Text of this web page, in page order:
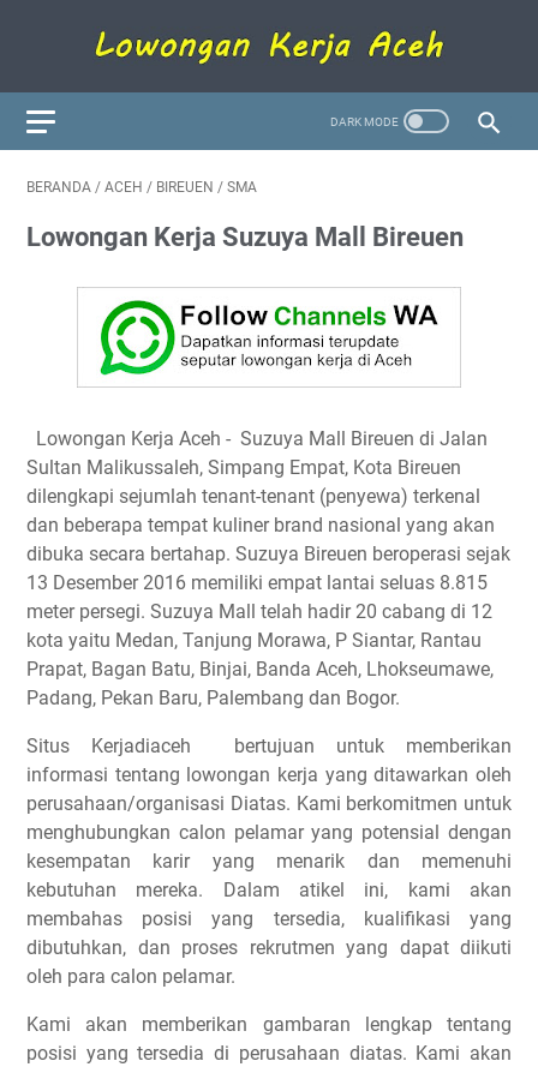
BERANDA / ACEH / BIREUEN / SMA
Lowongan Kerja Suzuya Mall Bireuen
Lowongan Kerja Aceh - Suzuya Mall Bireuen di Jalan
Sultan Malikussaleh, Simpang Empat, Kota Bireuen
dilengkapi sejumlah tenant-tenant (penyewa) terkenal
dan beberapa tempat kuliner brand nasional yang akan
dibuka secara bertahap. Suzuya Bireuen beroperasi sejak
13 Desember 2016 memiliki empat lantai seluas 8.815
meter persegi. Suzuya Mall telah hadir 20 cabang di 12
kota yaitu Medan, Tanjung Morawa, P Siantar, Rantau
Prapat, Bagan Batu, Binjai, Banda Aceh, Lhokseumawe,
Padang, Pekan Baru, Palembang dan Bogor.
Situs Kerjadiaceh bertujuan untuk memberikan
informasi tentang lowongan kerja yang ditawarkan oleh
perusahaan/organisasi Diatas. Kami berkomitmen untuk
menghubungkan calon pelamar yang potensial dengan
kesempatan karir yang menarik dan memenuhi
kebutuhan mereka. Dalam atikel ini, kami akan
membahas posisi yang tersedia, kualifikasi yang
dibutuhkan, dan proses rekrutmen yang dapat diikuti
oleh para calon pelamar.
Kami akan memberikan gambaran lengkap tentang
posisi yang tersedia di perusahaan diatas. Kami akan